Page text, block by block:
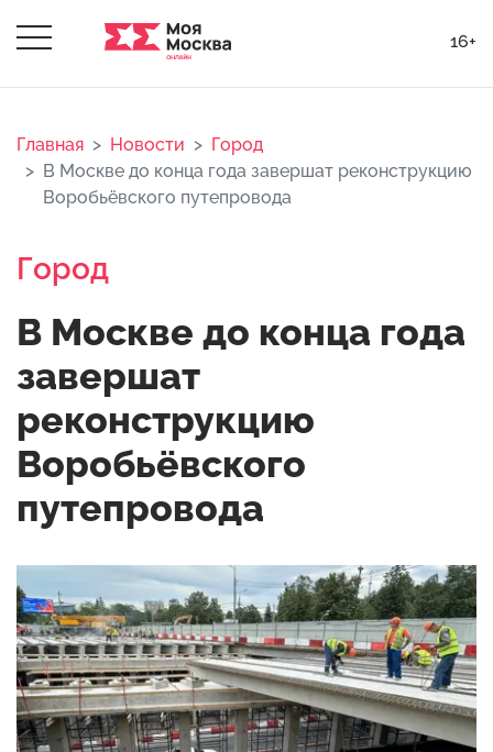
16+
Главная Новости
Город
В Москве до конца года завершат реконструкцию
Воробьёвского путепровода
Город
В Москве до конца года
завершат
реконструкцию
Воробьёвского
путепровода